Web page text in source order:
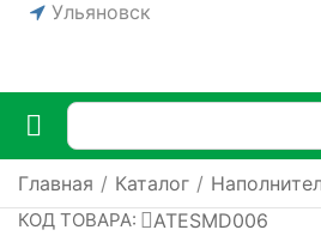
Ульяновск
Главная / Каталог /
КОД ТОВАРА: ATESMD006